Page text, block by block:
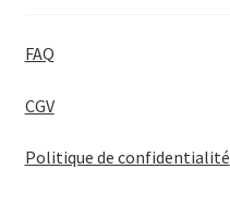
FAQ
CGV
Politique de confidentialité